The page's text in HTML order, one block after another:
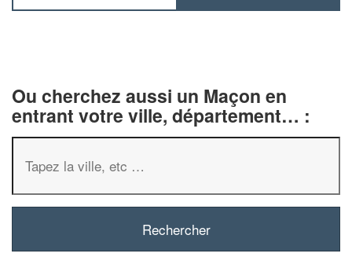
Ou cherchez aussi un Maçon en
entrant votre ville, département… :
✕
Vous êtes un